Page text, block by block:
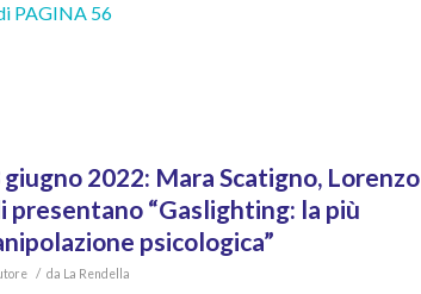
PAGINA 56
2022: Mara Scatigno, Lorenzo
presentano “Gaslighting: la più
psicologica”
/ da La Rendella